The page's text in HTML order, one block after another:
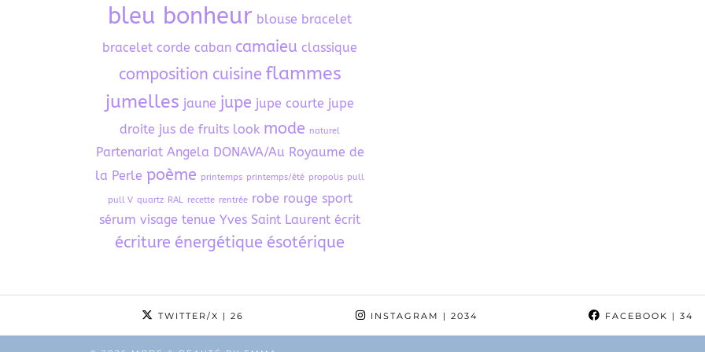
bleu bonheur blouse bracelet
bracelet corde caban camaieu classique
composition cuisine flammes
jumelles jaune jupe jupe courte jupe
droite jus de fruits look mode naturel
Partenariat Angela DONAVA/Au Royaume de
la Perle poème printemps printemps/été propolis pull
pull V quartz RAL recette rentrée robe rouge sport
sérum visage tenue Yves Saint Laurent écrit
écriture énergétique ésotérique
TWITTER/X | 26 INSTAGRAM | 2034 FACEBOOK | 34